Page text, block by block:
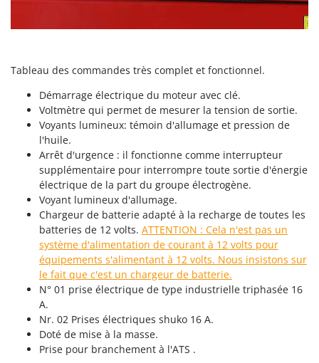
Schnitzer
Shark
Silky
Simatech
Sirman
Skil
Smartwood
Smeg
Snapper
Solidur
Spice Electronics
Spiralmac
Spring Protezione
Spyro
Stanley
Tableau des commandes très complet et fonctionnel.
Démarrage électrique du moteur avec clé.
Voltmètre qui permet de mesurer la tension de sortie.
Voyants lumineux: témoin d'allumage et pression de
l'huile.
Arrêt d'urgence : il fonctionne comme interrupteur
supplémentaire pour interrompre toute sortie d'énergie
électrique de la part du groupe électrogène.
Voyant lumineux d'allumage.
Chargeur de batterie adapté à la recharge de toutes les
batteries de 12 volts. ATTENTION : Cela n'est pas un
système d'alimentation de courant à 12 volts pour
équipements s'alimentant à 12 volts. Nous insistons sur
le fait que c'est un chargeur de batterie.
N° 01 prise électrique de type industrielle triphasée 16
A.
Nr. 02 Prises électriques shuko 16 A.
Doté de mise à la masse.
Prise pour branchement à l'ATS .